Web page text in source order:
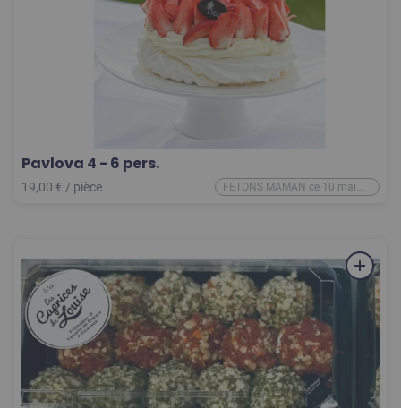
Pavlova 4 - 6 pers.
19,00 € / pièce
FETONS MAMAN ce 10 mai
2026